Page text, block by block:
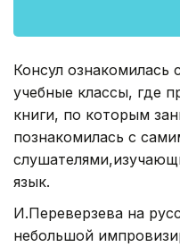
Консул
учебные классы, где
книги, по которым
познакомилась с
язык.
И.Переверзева на
небольшой